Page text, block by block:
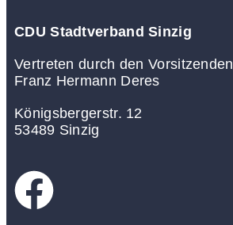
CDU Stadtverband Sinzig
Vertreten durch den Vorsitzenden
Franz Hermann Deres
Königsbergerstr. 12
53489 Sinzig